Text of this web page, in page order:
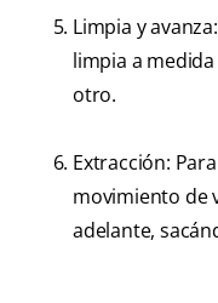
Limpia y
limpia a
otro.
Extracción:
movimiento de
adelante,